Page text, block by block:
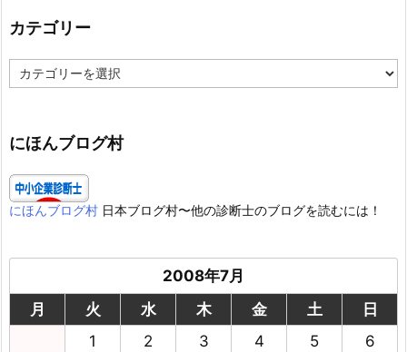
カテゴリー
テ
ー
にほんブログ村
にほんブログ村 日本ブログ村〜他の診断士のブログを読むには！
2008年7月
月
火 水 木 金 土
日
1
2 3 4 5
6